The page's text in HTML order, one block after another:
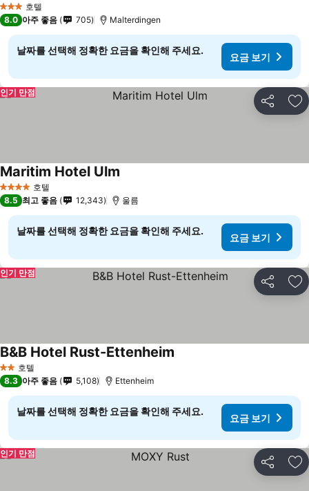
3 성급 호텔
8.0 아주 좋음 705 Malterdingen
날짜를 선택해 정확한 요금을 확인해 주세요.
요금 보기
공유 즐
인기 만점
4 성급 호텔
Maritim Hotel Ulm
8.5 최고 좋음 12,343 울름
날짜를 선택해 정확한 요금을 확인해 주세요.
요금 보기
공유 즐
인기 만점
2 성급호텔
B&B Hotel Rust-Ettenheim
8.3 아주 좋음 5,108 Ettenheim
날짜를 선택해 정확한 요금을 확인해 주세요.
요금 보기
공유 즐
인기 만점